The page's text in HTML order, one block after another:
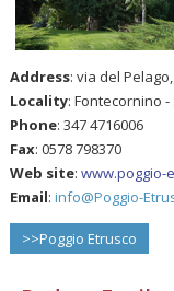
Address: via del Pelago,
Locality: Fontecornino
Phone: 347 4716006
Fax: 0578 798370
Web site:www.poggio-
Email:info@Poggio-
>>Poggio Etrusco